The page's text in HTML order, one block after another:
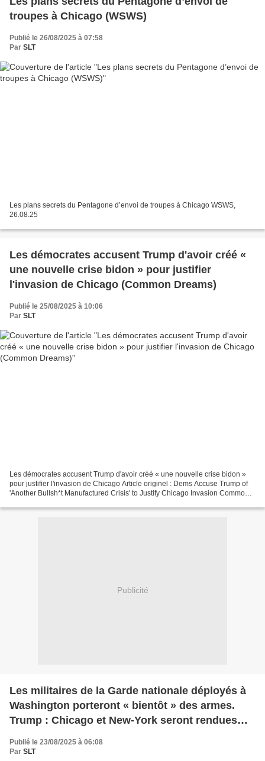
troupes à Chicago (WSWS)
Publié le 26/08/2025 à 07:58
Par SLT
Les plans secrets du Pentagone d’envoi de troupes à Chicago WSWS,
26.08.25
Les démocrates accusent Trump d'avoir créé «
une nouvelle crise bidon » pour justifier
l'invasion de Chicago (Common Dreams)
Publié le 25/08/2025 à 10:06
Par SLT
Les démocrates accusent Trump d'avoir créé « une nouvelle crise bidon »
pour justifier l'invasion de Chicago Article originel : Dems Accuse Trump of
'Another Bullsh*t Manufactured Crisis' to Justify Chicago Invasion Common
Publicité
Les militaires de la Garde nationale déployés à
Washington porteront « bientôt » des armes.
Trump : Chicago et New-York seront rendues
Publié le 23/08/2025 à 06:08
Par SLT